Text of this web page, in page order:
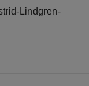
Lindgren-